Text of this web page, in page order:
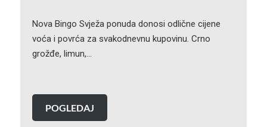
Nova Bingo Svježa ponuda donosi odlične cijene
voća i povrća za svakodnevnu kupovinu. Crno
grožđe, limun,…
POGLEDAJ